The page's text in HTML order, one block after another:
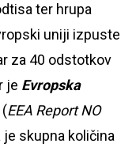
ter hrupa
uniji izpuste
za 40 odstotkov
je Evropska
EEA Report NO
je skupna količina